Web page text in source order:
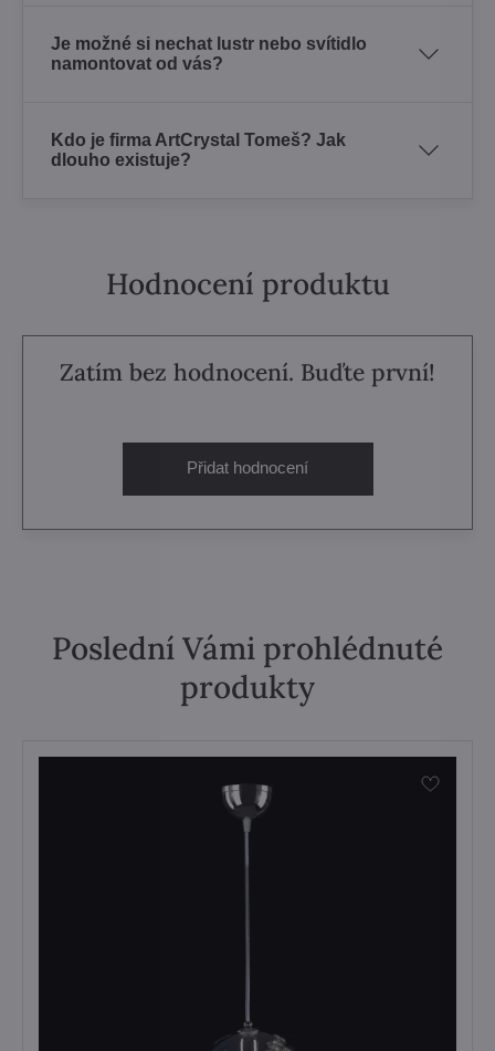
Je možné si nechat lustr nebo svítidlo
namontovat od vás?
Kdo je firma ArtCrystal Tomeš? Jak
dlouho existuje?
Hodnocení produktu
Zatím bez hodnocení. Buďte první!
Přidat hodnocení
Poslední Vámi prohlédnuté
produkty